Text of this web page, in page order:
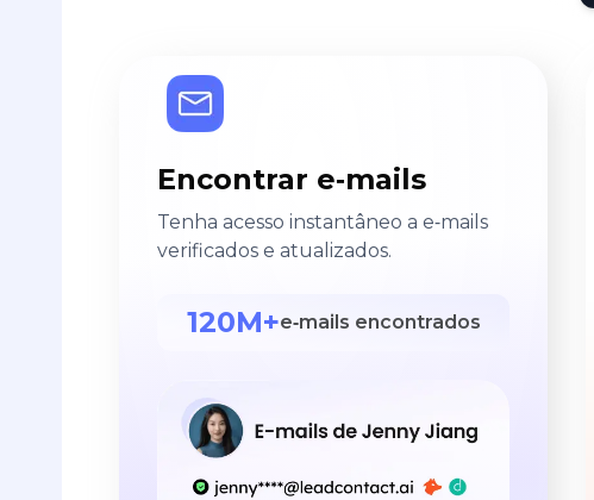
Encontrar e‑mails
Tenha acesso instantâneo a e‑mails
verificados e atualizados.
120M+e‑mails encontrados